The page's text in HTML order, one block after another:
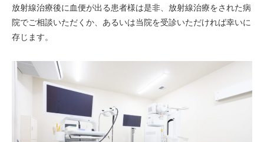
放射線治療後に血便が出る患者様は是非、放射線治療をされた病
院でご相談いただくか、あるいは当院を受診いただければ幸いに
存じます。